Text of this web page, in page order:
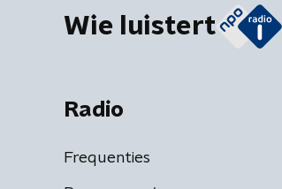
Wie luistert
Radio
Frequenties